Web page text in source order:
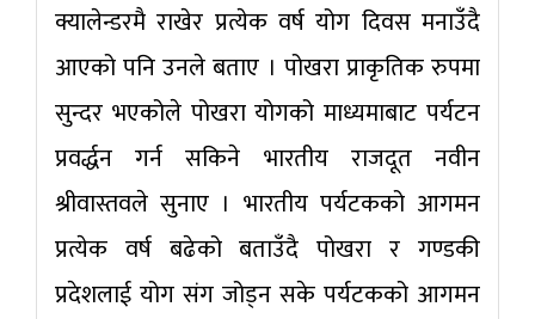
क्यालेन्डरमै राखेर प्रत्येक वर्ष योग दिवस मनाउँदै
आएको पनि उनले बताए । पोखरा प्राकृतिक रुपमा
सुन्दर भएकोले पोखरा योगको माध्यमाबाट पर्यटन
प्रवर्द्धन गर्न सकिने भारतीय राजदूत नवीन
श्रीवास्तवले सुनाए । भारतीय पर्यटकको आगमन
प्रत्येक वर्ष बढेको बताउँदै पोखरा र गण्डकी
प्रदेशलाई योग संग जोड्न सके पर्यटकको आगमन